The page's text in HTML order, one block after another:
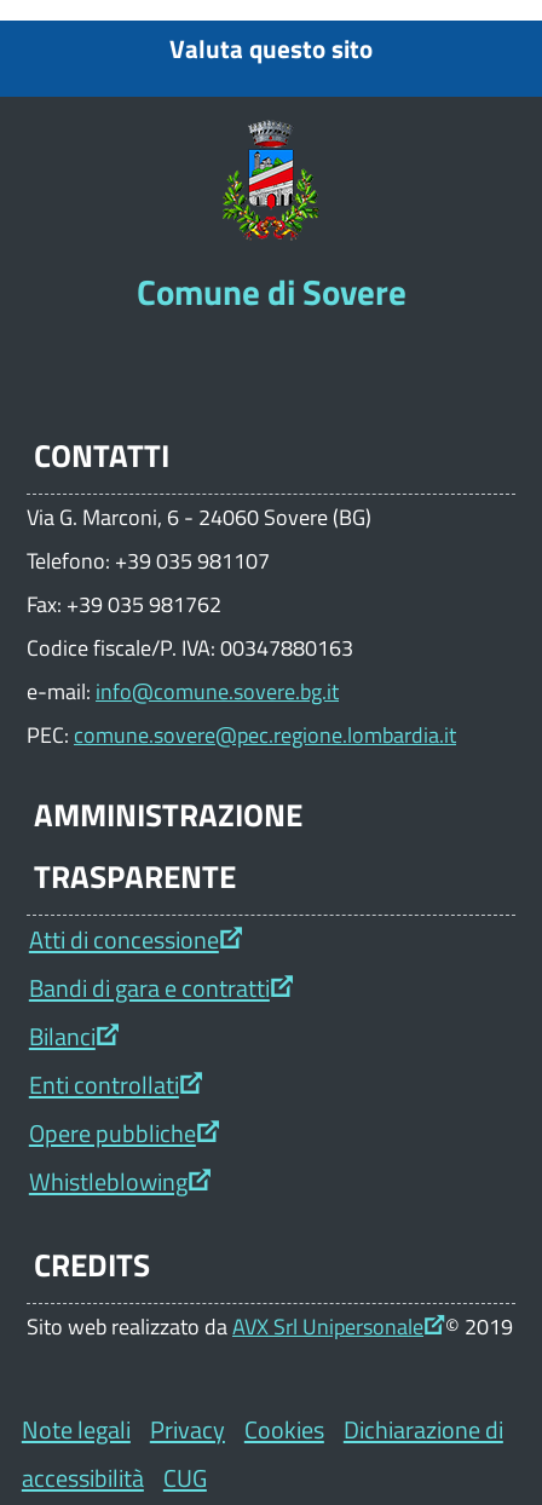
Valuta questo sito
Comune di Sovere
CONTATTI
Via G. Marconi, 6 - 24060 Sovere (BG)
Telefono: +39 035 981107
Fax: +39 035 981762
Codice fiscale/P. IVA: 00347880163
e-mail: info@comune.sovere.bg.it
PEC: comune.sovere@pec.regione.lombardia.it
AMMINISTRAZIONE
TRASPARENTE
Atti di concessione
Bandi di gara e contratti
Bilanci
Enti controllati
Opere pubbliche
Whistleblowing
CREDITS
Sito web realizzato daAVX Srl Unipersonale © 2019
Note legali Privacy Cookies Dichiarazione di
accessibilità CUG